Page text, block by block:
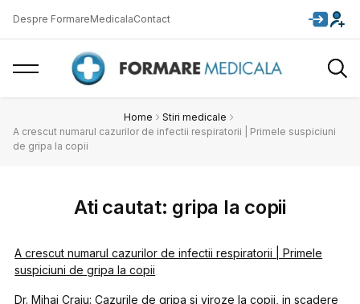
Despre FormareMedicalaContact
Home
Stiri medicale
A crescut numarul cazurilor de infectii respiratorii | Primele suspiciuni
de gripa la copii
Ati cautat: gripa la copii
A crescut numarul cazurilor de infectii respiratorii | Primele
suspiciuni de gripa la copii
Dr. Mihai Craiu: Cazurile de gripa si viroze la copii, in scadere